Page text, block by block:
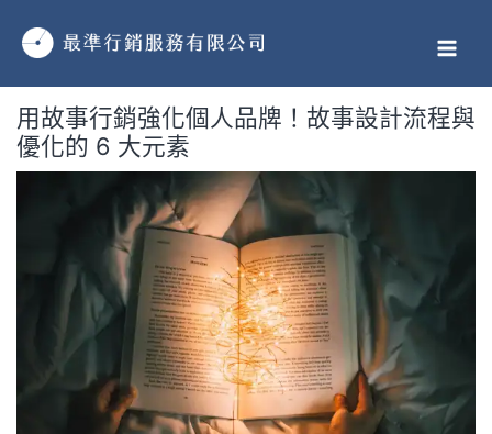
用故事行銷強化個人品牌！故事設計流程與
優化的 6 大元素